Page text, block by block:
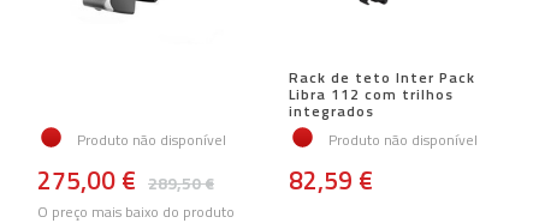
Produto não disponível
289,50 €
275,00 €
O preço mais baixo do produto
Rack de teto Inter Pack
Libra 112 com trilhos
integrados
Produto não disponível
82,59 €